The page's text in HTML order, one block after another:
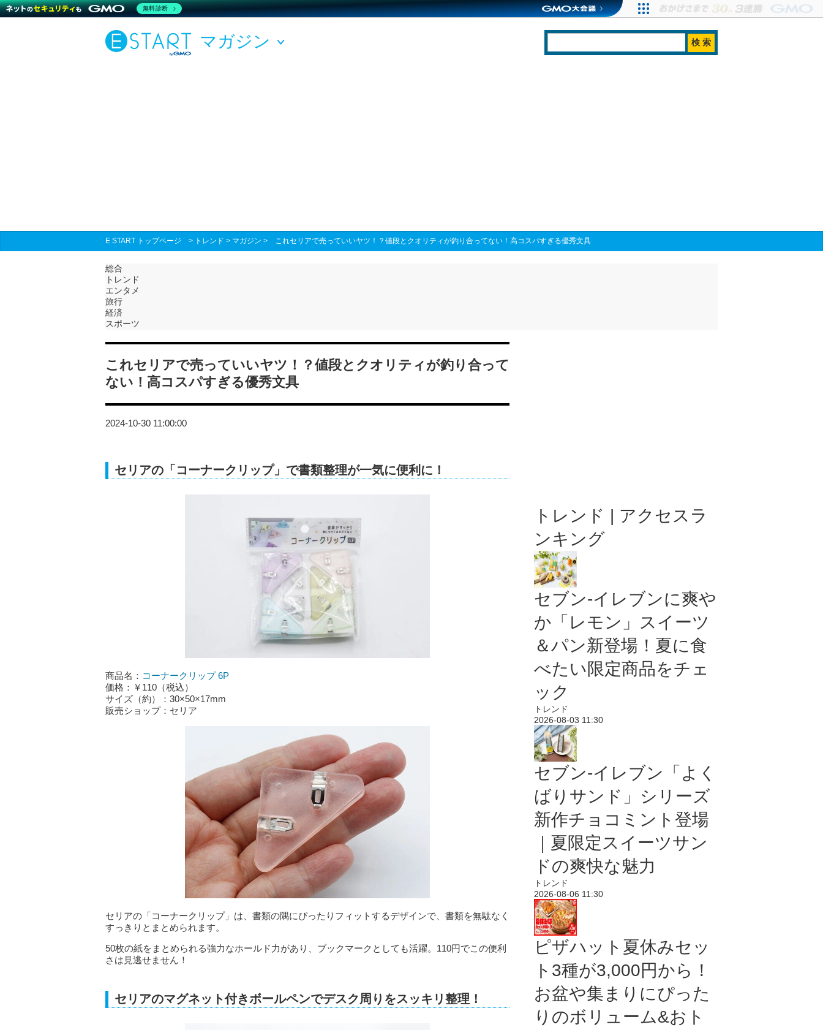
マガジン
E START トップページ > トレンド > マガジン > これセリアで売っていいヤツ！？値段とクオリティが釣り合ってない！高コスパすぎる優秀文具
総合
トレンド
エンタメ
旅行
経済
スポーツ
これセリアで売っていいヤツ！？値段とクオリティが釣り合って
ない！高コスパすぎる優秀文具
2024-10-30 11:00:00
セリアの「コーナークリップ」で書類整理が一気に便利に！
商品名： コーナークリップ 6P
価格：￥110（税込）
サイズ（約）：30×50×17mm
販売ショップ：セリア
セリアの「コーナークリップ」は、書類の隅にぴったりフィットするデザインで、書類を無駄なく
すっきりとまとめられます。
50枚の紙をまとめられる強力なホールド力があり、ブックマークとしても活躍。110円でこの便利
さは見逃せません！
セリアのマグネット付きボールペンでデスク周りをスッキリ整理！
トレンド | アクセスラ
ンキング
セブン‐イレブンに爽や
か「レモン」スイーツ
＆パン新登場！夏に食
べたい限定商品をチェ
ック
トレンド
2026-08-03 11:30
セブン‐イレブン「よく
ばりサンド」シリーズ
新作チョコミント登場
｜夏限定スイーツサン
ドの爽快な魅力
トレンド
2026-08-06 11:30
ピザハット夏休みセッ
ト3種が3,000円から！
お盆や集まりにぴった
りのボリューム&おト
無料診断